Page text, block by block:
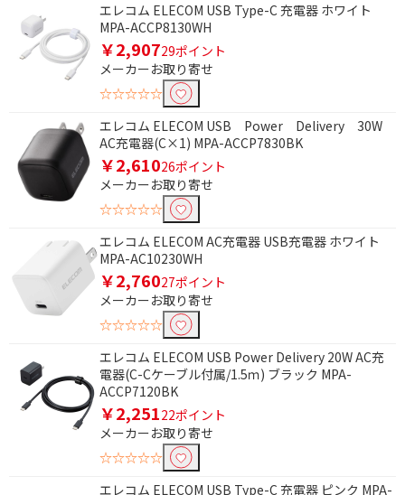
エレコム ELECOM USB Type-C 充電器 ホワイト
MPA-ACCP8130WH
￥2,90729ポイント
メーカーお取り寄せ
☆☆☆☆☆
エレコム ELECOM USB Power Delivery 30W
AC充電器(C×1) MPA-ACCP7830BK
￥2,61026ポイント
メーカーお取り寄せ
☆☆☆☆☆
エレコム ELECOM AC充電器 USB充電器 ホワイト
MPA-AC10230WH
￥2,76027ポイント
メーカーお取り寄せ
☆☆☆☆☆
エレコム ELECOM USB Power Delivery 20W AC充
電器(C-Cケーブル付属/1.5ｍ) ブラック MPA-
ACCP7120BK
￥2,25122ポイント
メーカーお取り寄せ
☆☆☆☆☆
エレコム ELECOM USB Type-C 充電器 ピンク MPA-
アルミ
クイックシュー(三脚)で絞り込む
クイックシュー有
脚部ロック方式で絞り込む
レバーロック方式
水準器(三脚)で絞り込む
水準器有
脚部ロック方式(三脚)で絞り込む
レバーロック方式